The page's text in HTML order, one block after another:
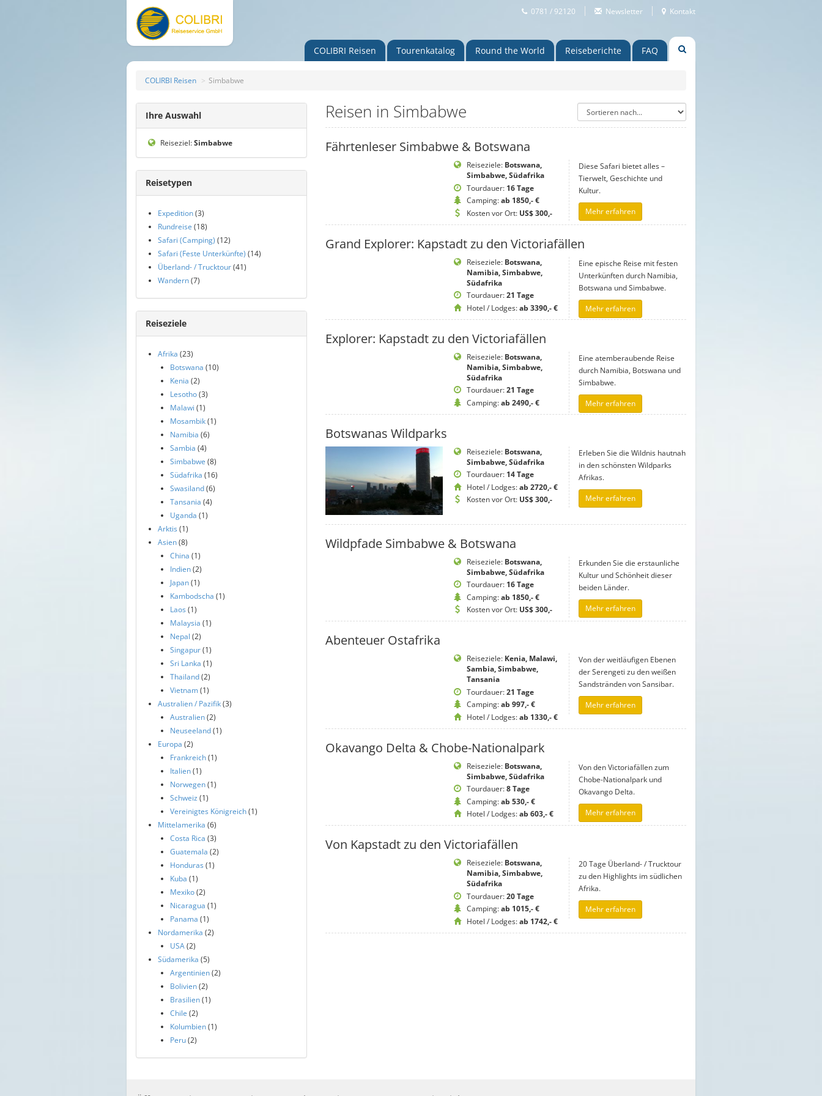
0781 / 92120 Newsletter Kontakt
COLIBRI Reisen Tourenkatalog Round the World Reiseberichte FAQ
COLIRBI Reisen Simbabwe
Reisen in Simbabwe
Fährtenleser Simbabwe & Botswana
Reiseziele: Botswana,
Simbabwe, Südafrika
Tourdauer: 16 Tage
Camping:ab 1850,- €
Kosten vor Ort: US$ 300,-
Diese Safari bietet alles –
Tierwelt, Geschichte und
Kultur.
Mehr erfahren
Grand Explorer: Kapstadt zu den Victoriafällen
Reiseziele: Botswana,
Namibia, Simbabwe,
Südafrika
Tourdauer:21 Tage
Hotel / Lodges:ab 3390,- €
Eine epische Reise mit festen
Unterkünften durch Namibia,
Botswana und Simbabwe.
Mehr erfahren
Explorer: Kapstadt zu den Victoriafällen
Reiseziele: Botswana,
Namibia, Simbabwe,
Südafrika
Tourdauer:21 Tage
Camping:ab 2490,- €
Eine atemberaubende Reise
durch Namibia, Botswana und
Simbabwe.
Mehr erfahren
Botswanas Wildparks
Reiseziele: Botswana,
Simbabwe, Südafrika
Tourdauer: 14 Tage
Hotel / Lodges:ab 2720,- €
Kosten vor Ort: US$ 300,-
Erleben Sie die Wildnis hautnah
in den schönsten Wildparks
Afrikas.
Mehr erfahren
Wildpfade Simbabwe & Botswana
Reiseziele: Botswana,
Simbabwe, Südafrika
Tourdauer: 16 Tage
Camping:ab 1850,- €
Kosten vor Ort: US$ 300,-
Erkunden Sie die erstaunliche
Kultur und Schönheit dieser
beiden Länder.
Mehr erfahren
Abenteuer Ostafrika
Reiseziele: Kenia, Malawi,
Sambia, Simbabwe,
Tansania
Tourdauer:21 Tage
Camping:ab 997,- €
Hotel / Lodges:ab 1330,- €
Von der weitläufigen Ebenen
der Serengeti zu den weißen
Sandstränden von Sansibar.
Mehr erfahren
Okavango Delta & Chobe-Nationalpark
Reiseziele: Botswana,
Simbabwe, Südafrika
Tourdauer:8 Tage
Camping:ab 530,- €
Hotel / Lodges:ab 603,- €
Von den Victoriafällen zum
Chobe-Nationalpark und
Okavango Delta.
Mehr erfahren
Von Kapstadt zu den Victoriafällen
Reiseziele: Botswana,
Namibia, Simbabwe,
Südafrika
Tourdauer:20 Tage
Camping:ab 1015,- €
Hotel / Lodges:ab 1742,- €
20 Tage Überland- / Trucktour
zu den Highlights im südlichen
Afrika.
Mehr erfahren
Ihre Auswahl
Reiseziel:Simbabwe
Reisetypen
Expedition(3)
Rundreise (18)
Safari (Camping) (12)
Safari (Feste Unterkünfte) (14)
Überland- / Trucktour(41)
Wandern(7)
Reiseziele
Afrika (23)
Botswana (10)
Kenia (2)
Lesotho(3)
Malawi (1)
Mosambik(1)
Namibia (6)
Sambia (4)
Simbabwe (8)
Südafrika (16)
Swasiland(6)
Tansania (4)
Uganda (1)
Arktis(1)
Asien(8)
China (1)
Indien(2)
Japan(1)
Kambodscha (1)
Laos(1)
Malaysia (1)
Nepal (2)
Singapur(1)
Sri Lanka (1)
Thailand(2)
Vietnam(1)
Australien / Pazifik(3)
Australien(2)
Neuseeland(1)
Europa (2)
Frankreich(1)
Italien(1)
Norwegen(1)
Schweiz (1)
Vereinigtes Königreich(1)
Mittelamerika (6)
Costa Rica (3)
Guatemala (2)
Honduras(1)
Kuba (1)
Mexiko(2)
Nicaragua (1)
Panama (1)
Nordamerika (2)
USA(2)
Südamerika (5)
Argentinien(2)
Bolivien(2)
Brasilien(1)
Chile (2)
Kolumbien(1)
Peru(2)